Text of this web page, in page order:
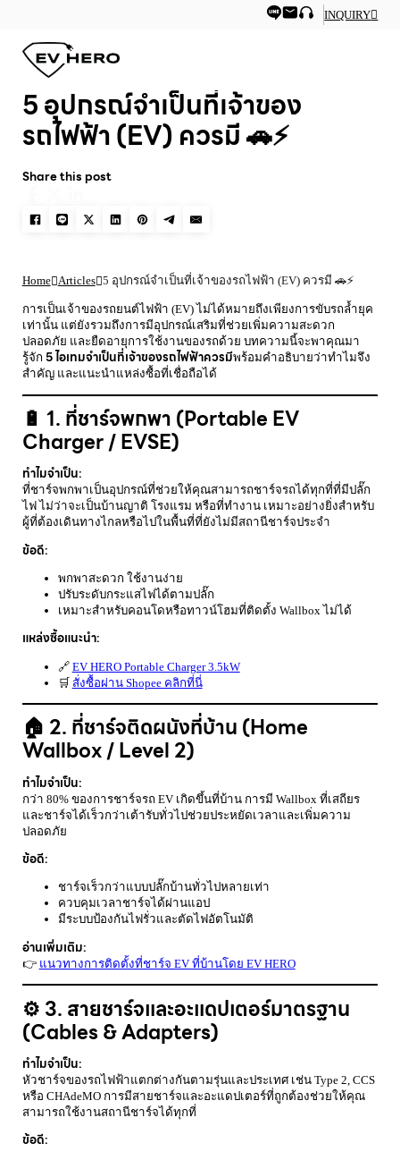
INQUIRY
5 อุปกรณ์จำเป็นที่เจ้าของ
รถไฟฟ้า (EV) ควรมี 🚗⚡️
Share this post
Home Articles 5 อุปกรณ์จำเป็นที่เจ้าของรถไฟฟ้า (EV) ควรมี 🚗⚡️
การเป็นเจ้าของรถยนต์ไฟฟ้า (EV) ไม่ได้หมายถึงเพียงการขับรถล้ำยุค
เท่านั้น แต่ยังรวมถึงการมีอุปกรณ์เสริมที่ช่วยเพิ่มความสะดวก
ปลอดภัย และยืดอายุการใช้งานของรถด้วย บทความนี้จะพาคุณมา
รู้จัก 5 ไอเทมจำเป็นที่เจ้าของรถไฟฟ้าควรมีพร้อมคำอธิบายว่าทำไมจึง
สำคัญ และแนะนำแหล่งซื้อที่เชื่อถือได้
🔋 1. ที่ชาร์จพกพา (Portable EV
Charger / EVSE)
ทำไมจำเป็น:
ที่ชาร์จพกพาเป็นอุปกรณ์ที่ช่วยให้คุณสามารถชาร์จรถได้ทุกที่ที่มีปลั๊ก
ไฟ ไม่ว่าจะเป็นบ้านญาติ โรงแรม หรือที่ทำงาน เหมาะอย่างยิ่งสำหรับ
ผู้ที่ต้องเดินทางไกลหรือไปในพื้นที่ที่ยังไม่มีสถานีชาร์จประจำ
ข้อดี:
พกพาสะดวก ใช้งานง่าย
ปรับระดับกระแสไฟได้ตามปลั๊ก
เหมาะสำหรับคอนโดหรือทาวน์โฮมที่ติดตั้ง Wallbox ไม่ได้
แหล่งซื้อแนะนำ:
🔗 EV HERO Portable Charger 3.5kW
🛒 สั่งซื้อผ่าน Shopee คลิกที่นี่
🏠 2. ที่ชาร์จติดผนังที่บ้าน (Home
Wallbox / Level 2)
ทำไมจำเป็น:
กว่า 80% ของการชาร์จรถ EV เกิดขึ้นที่บ้าน การมี Wallbox ที่เสถียร
และชาร์จได้เร็วกว่าเต้ารับทั่วไปช่วยประหยัดเวลาและเพิ่มความ
ปลอดภัย
ข้อดี:
ชาร์จเร็วกว่าแบบปลั๊กบ้านทั่วไปหลายเท่า
ควบคุมเวลาชาร์จได้ผ่านแอป
มีระบบป้องกันไฟรั่วและตัดไฟอัตโนมัติ
อ่านเพิ่มเติม:
👉 แนวทางการติดตั้งที่ชาร์จ EV ที่บ้านโดย EV HERO
⚙️ 3. สายชาร์จและอะแดปเตอร์มาตรฐาน
(Cables & Adapters)
ทำไมจำเป็น:
หัวชาร์จของรถไฟฟ้าแตกต่างกันตามรุ่นและประเทศ เช่น Type 2, CCS
หรือ CHAdeMO การมีสายชาร์จและอะแดปเตอร์ที่ถูกต้องช่วยให้คุณ
สามารถใช้งานสถานีชาร์จได้ทุกที่
ข้อดี: